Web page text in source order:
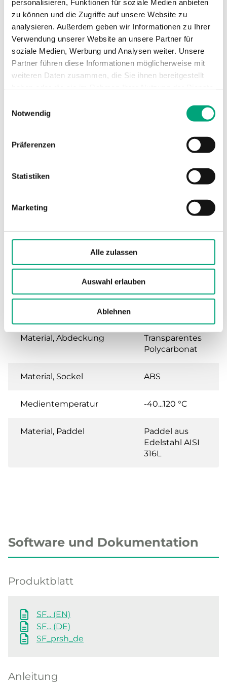
personalisieren, Funktionen für soziale Medien anbieten
zu können und die Zugriffe auf unsere Website zu
analysieren. Außerdem geben wir Informationen zu Ihrer
Verwendung unserer Website an unsere Partner für
soziale Medien, Werbung und Analysen weiter. Unsere
Partner führen diese Informationen möglicherweise mit
weiteren Daten zusammen, die Sie ihnen bereitgestellt
Notwendig
Präferenzen
Statistiken
Marketing
Alle zulassen
Auswahl erlauben
Ablehnen
Schaltleistung
15 (8) A, 24...250
Vac
Geräteklasse Klasse I
Schutzart IP65
Umgebungsfeuchte
10…90 % RH
Lagerfeuchte 0...95 % RH
Abmessungen, außen
140x62x65 mm
aggressive
Material, Abdeckung
Transparentes
Polycarbonat
Material, Sockel ABS
Medientemperatur -40...120 °C
Material, Paddel
Paddel aus
Edelstahl AISI
316L
Software und Dokumentation
Produktblatt
SF... (EN)
SF... (DE)
SF_prsh_de
Anleitung